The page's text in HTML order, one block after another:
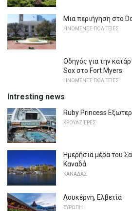
Μια περιήγηση στο
ΗΝΩΜΈΝΕΣ ΠΟΛΙΤΕΊΕΣ
Οδηγός για την
Sox στο Fort Myers
ΗΝΩΜΈΝΕΣ ΠΟΛΙΤΕΊΕΣ
Intresting news
Ruby Princess
ΚΡΟΥΑΖΙΈΡΕΣ
Ημερήσια μέρα του
Καναδά
ΚΑΝΑΔΆΣ
Λουκέρνη, Ελβετία
ΕΥΡΏΠΗ